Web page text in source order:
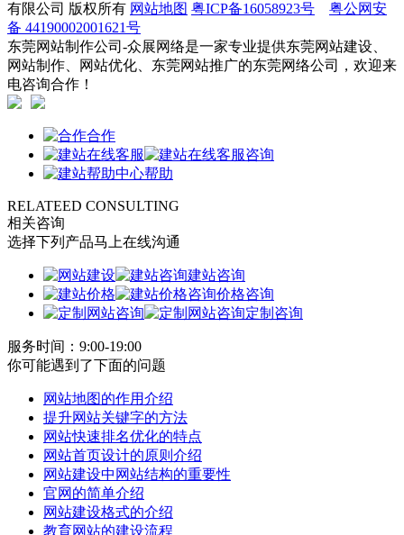
有限公司 版权所有 网站地图 粤ICP备16058923号
粤公网安
备 44190002001621号
东莞网站制作公司-众展网络是一家专业提供东莞网站建设、
网站制作、网站优化、东莞网站推广的东莞网络公司，欢迎来
电咨询合作！
合作
咨询
帮助
RELATEED CONSULTING
相关咨询
选择下列产品马上在线沟通
建站咨询
价格咨询
定制咨询
服务时间：9:00-19:00
你可能遇到了下面的问题
网站地图的作用介绍
提升网站关键字的方法
网站快速排名优化的特点
网站首页设计的原则介绍
网站建设中网站结构的重要性
官网的简单介绍
网站建设格式的介绍
教育网站的建设流程